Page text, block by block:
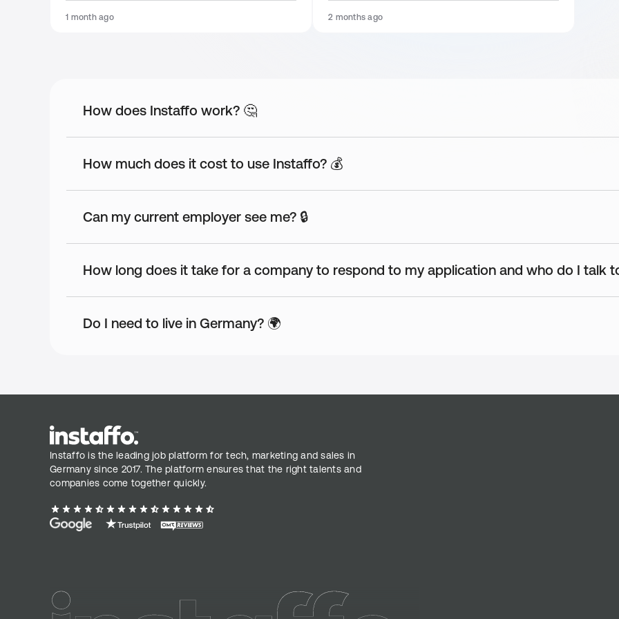
Free beverages
1 month ago 2 months ago
How does Instaffo work? 🤔
How much does it cost to use Instaffo? 💰
Can my current employer see me? 🔒
How long does it take for a company to respond to my application and who do I talk
Do I need to live in Germany? 🌍
Instaffo is the leading job platform for tech, marketing and sales in
Germany since 2017. The platform ensures that the right talents and
companies come together quickly.